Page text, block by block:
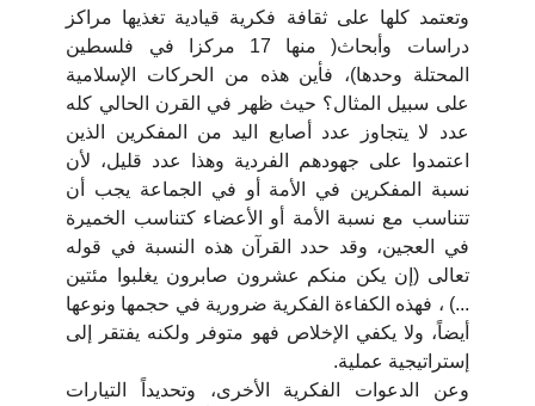
وتعتمد كلها على ثقافة فكرية قيادية تغذيها مراكز
دراسات وأبحاث( منها 17 مركزا في فلسطين
المحتلة وحدها)، فأين هذه من الحركات الإسلامية
على سبيل المثال؟ حيث ظهر في القرن الحالي كله
عدد لا يتجاوز عدد أصابع اليد من المفكرين الذين
اعتمدوا على جهودهم الفردية وهذا عدد قليل، لأن
نسبة المفكرين في الأمة أو في الجماعة يجب أن
تتناسب مع نسبة الأمة أو الأعضاء كتناسب الخميرة
في العجين، وقد حدد القرآن هذه النسبة في قوله
تعالى (إن يكن منكم عشرون صابرون يغلبوا مئتين
...) ، فهذه الكفاءة الفكرية ضرورية في حجمها ونوعها
أيضاً، ولا يكفي الإخلاص فهو متوفر ولكنه يفتقر إلى
إستراتيجية عملية.
وعن الدعوات الفكرية الأخرى، وتحديداً التيارات